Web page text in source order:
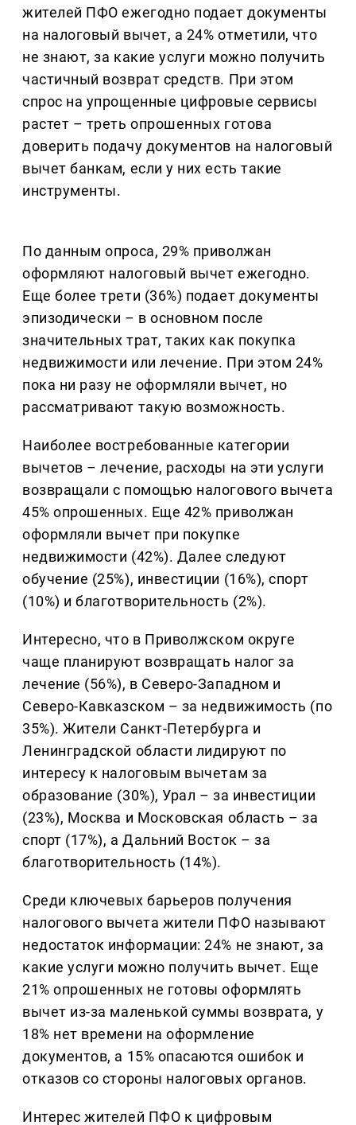
жителей ПФО ежегодно подает документы
на налоговый вычет, а 24% отметили, что
не знают, за какие услуги можно получить
частичный возврат средств. При этом
спрос на упрощенные цифровые сервисы
растет – треть опрошенных готова
доверить подачу документов на налоговый
вычет банкам, если у них есть такие
инструменты.
По данным опроса, 29% приволжан
оформляют налоговый вычет ежегодно.
Еще более трети (36%) подает документы
эпизодически – в основном после
значительных трат, таких как покупка
недвижимости или лечение. При этом 24%
пока ни разу не оформляли вычет, но
рассматривают такую возможность.
Наиболее востребованные категории
вычетов – лечение, расходы на эти услуги
возвращали с помощью налогового вычета
45% опрошенных. Еще 42% приволжан
оформляли вычет при покупке
недвижимости (42%). Далее следуют
обучение (25%), инвестиции (16%), спорт
(10%) и благотворительность (2%).
Интересно, что в Приволжском округе
чаще планируют возвращать налог за
лечение (56%), в Северо-Западном и
Северо-Кавказском – за недвижимость (по
35%). Жители Санкт-Петербурга и
Ленинградской области лидируют по
интересу к налоговым вычетам за
образование (30%), Урал – за инвестиции
(23%), Москва и Московская область – за
спорт (17%), а Дальний Восток – за
благотворительность (14%).
Среди ключевых барьеров получения
налогового вычета жители ПФО называют
недостаток информации: 24% не знают, за
какие услуги можно получить вычет. Еще
21% опрошенных не готовы оформлять
вычет из-за маленькой суммы возврата, у
18% нет времени на оформление
документов, а 15% опасаются ошибок и
отказов со стороны налоговых органов.
Интерес жителей ПФО к цифровым